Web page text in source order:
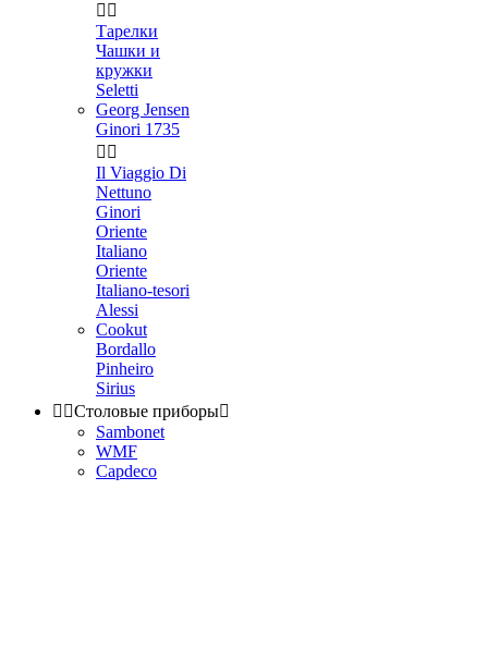
 
Тарелки
Чашки и
кружки
Seletti
Georg Jensen
Ginori 1735
 
Il Viaggio Di
Nettuno
Ginori
Oriente
Italiano
Oriente
Italiano-tesori
Alessi
Cookut
Bordallo
Pinheiro
Sirius
 Столовые приборы
Sambonet
WMF
Capdeco